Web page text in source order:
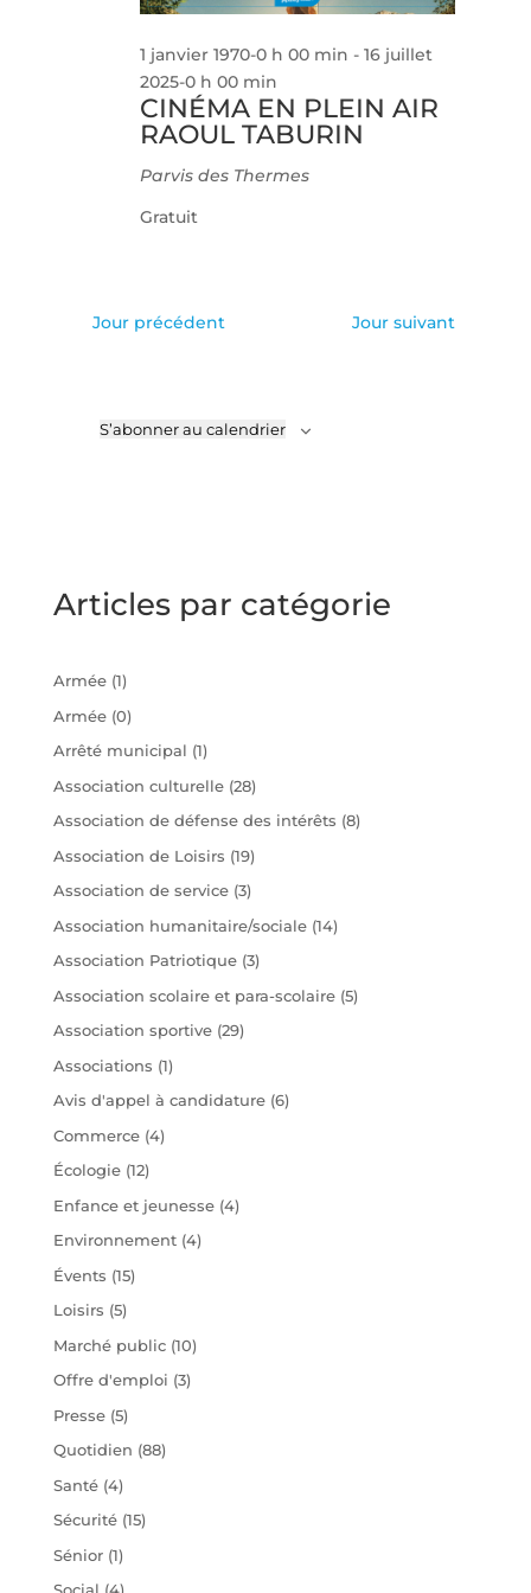
CINÉMA EN PLEIN AIR
RAOUL TABURIN
1 janvier 1970-0 h 00 min -16 juillet
2025-0 h 00 min
Parvis des Thermes
Gratuit
Jour précédent Jour suivant
S’abonner au calendrier
Articles par catégorie
Armée(1)
Armée(0)
Arrêté municipal (1)
Association culturelle(28)
Association de défense des intérêts (8)
Association de Loisirs (19)
Association de service(3)
Association humanitaire/sociale(14)
Association Patriotique(3)
Association scolaire et para-scolaire(5)
Association sportive(29)
Associations (1)
Avis d'appel à candidature(6)
Commerce(4)
Écologie(12)
Enfance et jeunesse(4)
Environnement(4)
Évents (15)
Loisirs (5)
Marché public(10)
Offre d'emploi (3)
Presse(5)
Quotidien (88)
Santé(4)
Sécurité(15)
Sénior(1)